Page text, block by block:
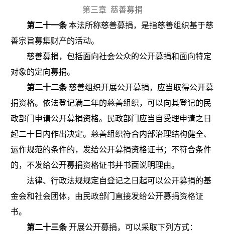
第三章 慈善募捐
第二十一条本法所称慈善募捐，是指慈善组织基于慈
善宗旨募集财产的活动。
慈善募捐，包括面向社会公众的公开募捐和面向特定
对象的定向募捐。
第二十二条 慈善组织开展公开募捐，应当取得公开募
捐资格。依法登记满二年的慈善组织，可以向其登记的民
政部门申请公开募捐资格。民政部门应当自受理申请之日
起二十日内作出决定。慈善组织符合内部治理结构健全、
运作规范的条件的，发给公开募捐资格证书；不符合条件
的，不发给公开募捐资格证书并书面说明理由。
法律、行政法规规定自登记之日起可以公开募捐的基
金会和社会团体，由民政部门直接发给公开募捐资格证
书。
第二十三条开展公开募捐，可以采取下列方式：